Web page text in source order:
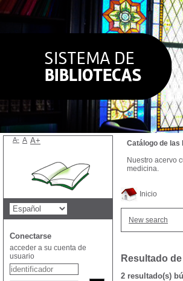
Inicio
New search
Resultado
2 resultado(s)
Catálogo de las
Nuestro acervo
medicina.
A- A A+
Conectarse
acceder a su cuenta de
usuario